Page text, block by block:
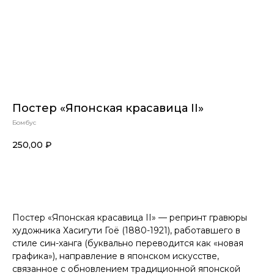
Постер «Японская красавица II»
Бомбус
250,00 ₽
Постер «Японская красавица II» — репринт гравюры
художника Хасигути Гоё (1880-1921), работавшего в
стиле cин-ханга (буквально переводится как «новая
графика»), направление в японском искусстве,
связанное с обновлением традиционной японской